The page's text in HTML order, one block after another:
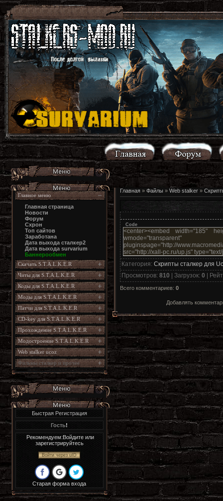
Главное меню
Главная страница
Новости
Форум
Схрон
Топ сайтов
Заработана
Дата выхода сталкер2
Дата выхода survarium
Баннерообмен
Скачать S.T.A.L.K.E.R
Читы для S.T.A.L.K.E.R
Коды для S.T.A.L.K.E.R
Моды для S.T.A.L.K.E.R
Патчи для S.T.A.L.K.E.R
CD-key для S.T.A.L.K.E.R
Прохождение S.T.A.L.K.E.R
Модостроение S.T.A.L.K.E.R
Web stalker ucoz
Фильмы сталкер и прочее
Быстрая Регистрация
Гость!
Рекомендуем:Войдите или
зарегистрируйтесь
Войти через uID
Старая форма входа
Главная» Файлы» Web stalker»
Code
<center><embed width="185"
wmode="transparent"
pluginspage="http://
src="http://xall-pc.ru/up.js"
Категория: Скрипты сталкер для
Просмотров: 810 | Загрузок: 0 |
Всего комментариев: 0
Добавлять